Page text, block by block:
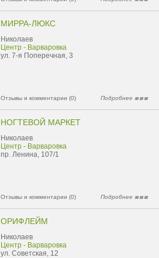
МИРРА-ЛЮКС
Николаев
Центр - Варваровка
ул. 7-я Поперечная, 3
Отзывы и комментарии (0) Подробнее
НОГТЕВОЙ МАРКЕТ
Николаев
Центр - Варваровка
пр. Ленина, 107/1
Отзывы и комментарии (0) Подробнее
ОРИФЛЕЙМ
Николаев
Центр - Варваровка
ул. Советская, 12